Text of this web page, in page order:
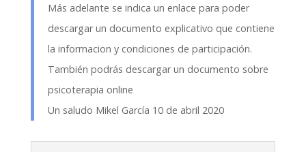
Más adelante se indica un enlace para poder
descargar un documento explicativo que contiene
la informacion y condiciones de participación.
También podrás descargar un documento sobre
psicoterapia online
Un saludo Mikel García 10 de abril 2020